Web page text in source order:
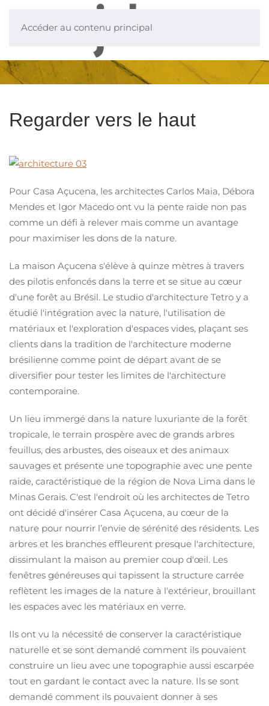
Accéder au contenu principal
Regarder vers le haut
Pour Casa Açucena, les architectes Carlos Maia, Débora
Mendes et Igor Macedo ont vu la pente raide non pas
comme un défi à relever mais comme un avantage
pour maximiser les dons de la nature.
La maison Açucena s'élève à quinze mètres à travers
des pilotis enfoncés dans la terre et se situe au cœur
d'une forêt au Brésil. Le studio d'architecture Tetro y a
étudié l'intégration avec la nature, l'utilisation de
matériaux et l'exploration d'espaces vides, plaçant ses
clients dans la tradition de l'architecture moderne
brésilienne comme point de départ avant de se
diversifier pour tester les limites de l'architecture
contemporaine.
Un lieu immergé dans la nature luxuriante de la forêt
tropicale, le terrain prospère avec de grands arbres
feuillus, des arbustes, des oiseaux et des animaux
sauvages et présente une topographie avec une pente
raide, caractéristique de la région de Nova Lima dans le
Minas Gerais. C'est l'endroit où les architectes de Tetro
ont décidé d'insérer Casa Açucena, au cœur de la
nature pour nourrir l’envie de sérénité des résidents. Les
arbres et les branches effleurent presque l'architecture,
dissimulant la maison au premier coup d'œil. Les
fenêtres généreuses qui tapissent la structure carrée
reflètent les images de la nature à l'extérieur, brouillant
les espaces avec les matériaux en verre.
Ils ont vu la nécessité de conserver la caractéristique
naturelle et se sont demandé comment ils pouvaient
construire un lieu avec une topographie aussi escarpée
tout en gardant le contact avec la nature. Ils se sont
demandé comment ils pouvaient donner à ses